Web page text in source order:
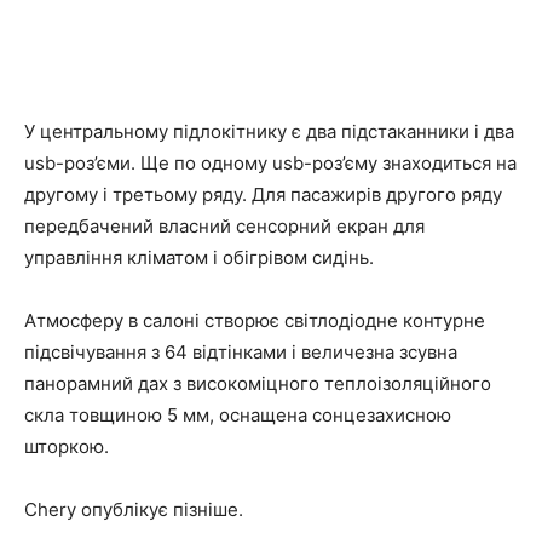
У центральному підлокітнику є два підстаканники і два
usb-роз’єми. Ще по одному usb-роз’єму знаходиться на
другому і третьому ряду. Для пасажирів другого ряду
передбачений власний сенсорний екран для
управління кліматом і обігрівом сидінь.
Атмосферу в салоні створює світлодіодне контурне
підсвічування з 64 відтінками і величезна зсувна
панорамний дах з високоміцного теплоізоляційного
скла товщиною 5 мм, оснащена сонцезахисною
шторкою.
Chery опублікує пізніше.